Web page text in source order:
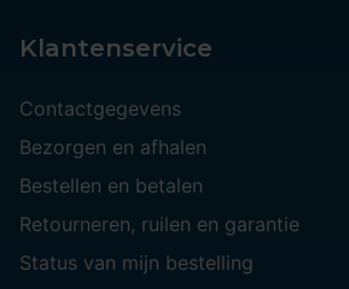
Klantenservice
Contactgegevens
Bezorgen en afhalen
Bestellen en betalen
Retourneren, ruilen en garantie
Status van mijn bestelling